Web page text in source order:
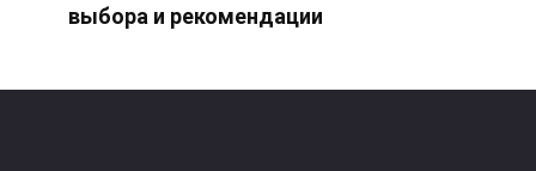
выбора и рекомендации